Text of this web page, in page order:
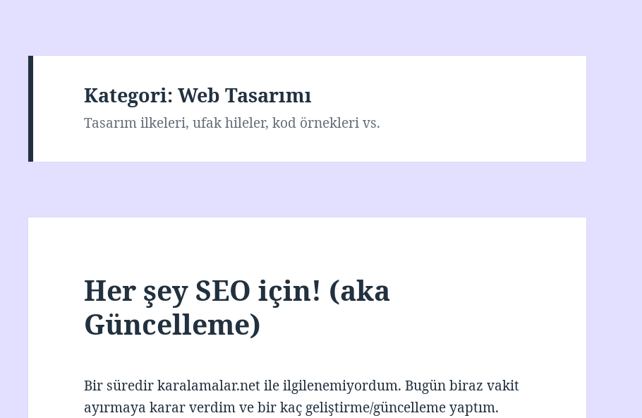
Kategori:Web Tasarımı
Tasarım ilkeleri, ufak hileler, kod örnekleri vs.
Her şey SEO için! (aka
Güncelleme)
Bir süredir karalamalar.net ile ilgilenemiyordum. Bugün biraz vakit
ayırmaya karar verdim ve bir kaç geliştirme/güncelleme yaptım.